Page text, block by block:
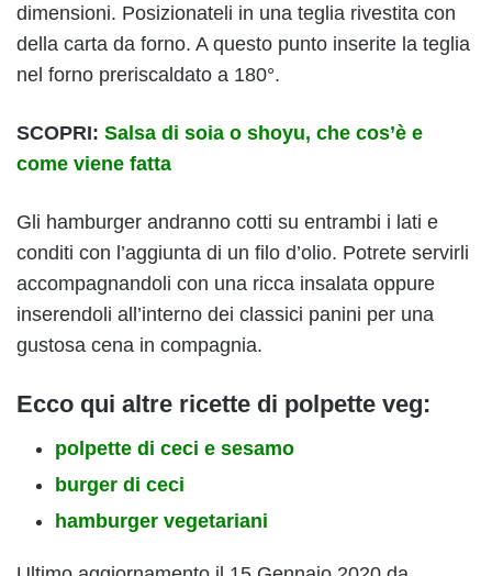
dimensioni. Posizionateli in una teglia rivestita con
della carta da forno. A questo punto inserite la teglia
nel forno preriscaldato a 180°.
SCOPRI: Salsa di soia o shoyu, che cos’è e
come viene fatta
Gli hamburger andranno cotti su entrambi i lati e
conditi con l’aggiunta di un filo d’olio. Potrete servirli
accompagnandoli con una ricca insalata oppure
inserendoli all’interno dei classici panini per una
gustosa cena in compagnia.
Ecco qui altre ricette di polpette veg:
polpette di ceci e sesamo
burger di ceci
hamburger vegetariani